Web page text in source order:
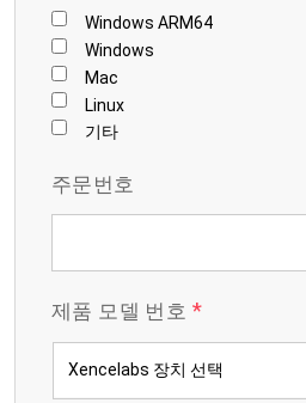
Windows ARM64
Windows
Mac
Linux
기타
주문번호
제품 모델 번호 *